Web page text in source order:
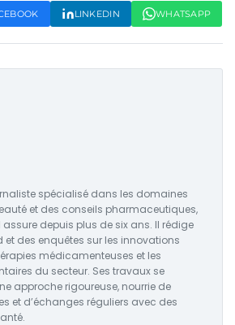
LINKEDIN WHATSAPP
spécialisé dans les domaines
et des conseils pharmaceutiques,
depuis plus de six ans. Il rédige
et des enquêtes sur les innovations
médicamenteuses et les
du secteur. Ses travaux se
approche rigoureuse, nourrie de
et d’échanges réguliers avec des